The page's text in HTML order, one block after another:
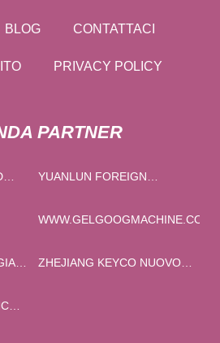
BLOG CONTATTACI
PRIVACY POLICY
PARTNER
YUANLUN FOREIGN
WWW.GELGOOGMACHINE.COM
ZHEJIANG KEYCO NUOVO